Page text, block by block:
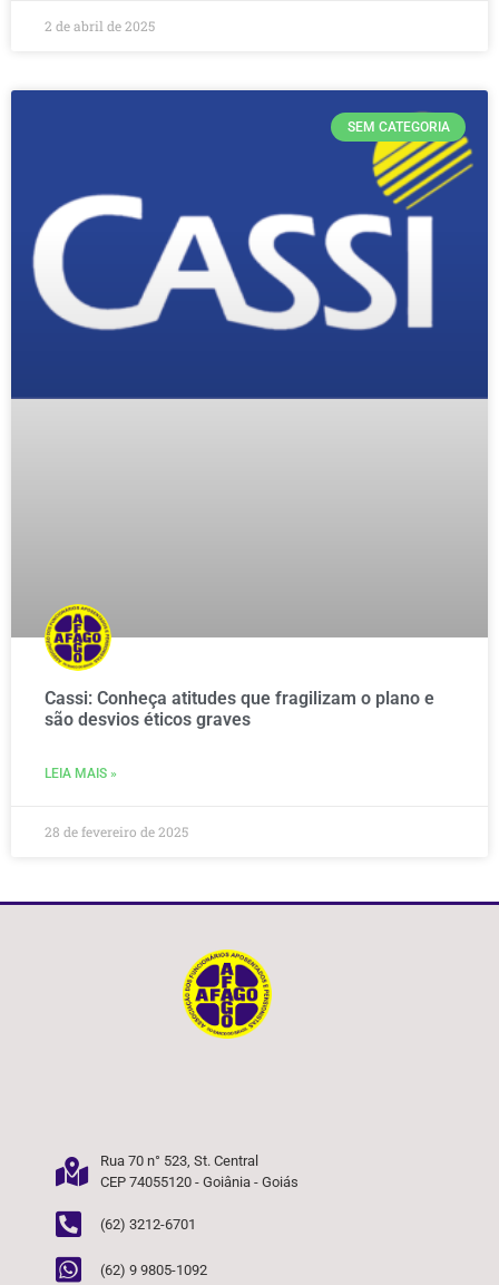
2 de abril de 2025
SEM CATEGORIA
Cassi: Conheça atitudes que fragilizam o plano e
são desvios éticos graves
LEIA MAIS »
28 de fevereiro de 2025
Rua 70 n° 523, St. Central
CEP 74055120 - Goiânia - Goiás
(62) 3212-6701
(62) 9 9805-1092